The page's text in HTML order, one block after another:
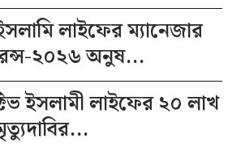
লাইফের ম্যানেজার
২০২৬ অনুষ...
ইসলামী লাইফের ২০ লাখ